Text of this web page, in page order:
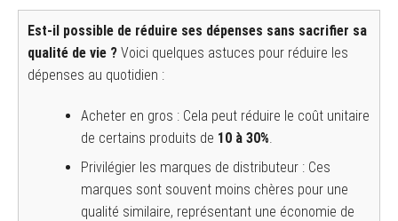
Est-il possible de réduire ses dépenses sans sacrifier sa
qualité de vie ? Voici quelques astuces pour réduire les
dépenses au quotidien :
Acheter en gros : Cela peut réduire le coût unitaire
de certains produits de 10 à 30%
Privilégier les marques de distributeur : Ces
marques sont souvent moins chères pour une
qualité similaire, représentant une économie de